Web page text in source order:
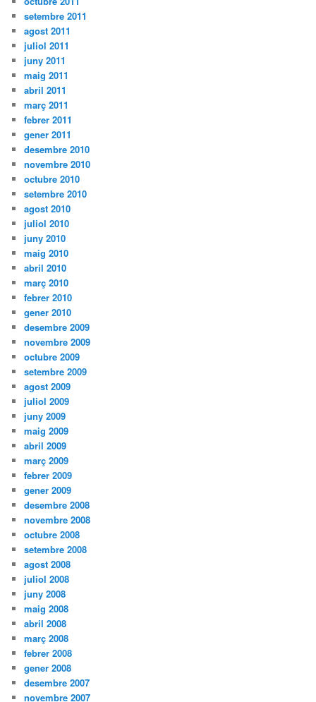
setembre 2011
agost 2011
juliol 2011
juny 2011
maig 2011
abril 2011
març 2011
febrer 2011
gener 2011
desembre 2010
novembre 2010
octubre 2010
setembre 2010
agost 2010
juliol 2010
juny 2010
maig 2010
abril 2010
març 2010
febrer 2010
gener 2010
desembre 2009
novembre 2009
octubre 2009
setembre 2009
agost 2009
juliol 2009
juny 2009
maig 2009
abril 2009
març 2009
febrer 2009
gener 2009
desembre 2008
novembre 2008
octubre 2008
setembre 2008
agost 2008
juliol 2008
juny 2008
maig 2008
abril 2008
març 2008
febrer 2008
gener 2008
desembre 2007
novembre 2007